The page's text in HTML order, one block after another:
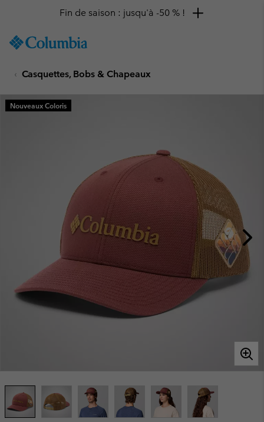
TO
SKIP
MAIN
NAV
Fin de saison : jusqu'à -50 % !
Casquettes, Bobs & Chapeaux
Nouveaux Coloris